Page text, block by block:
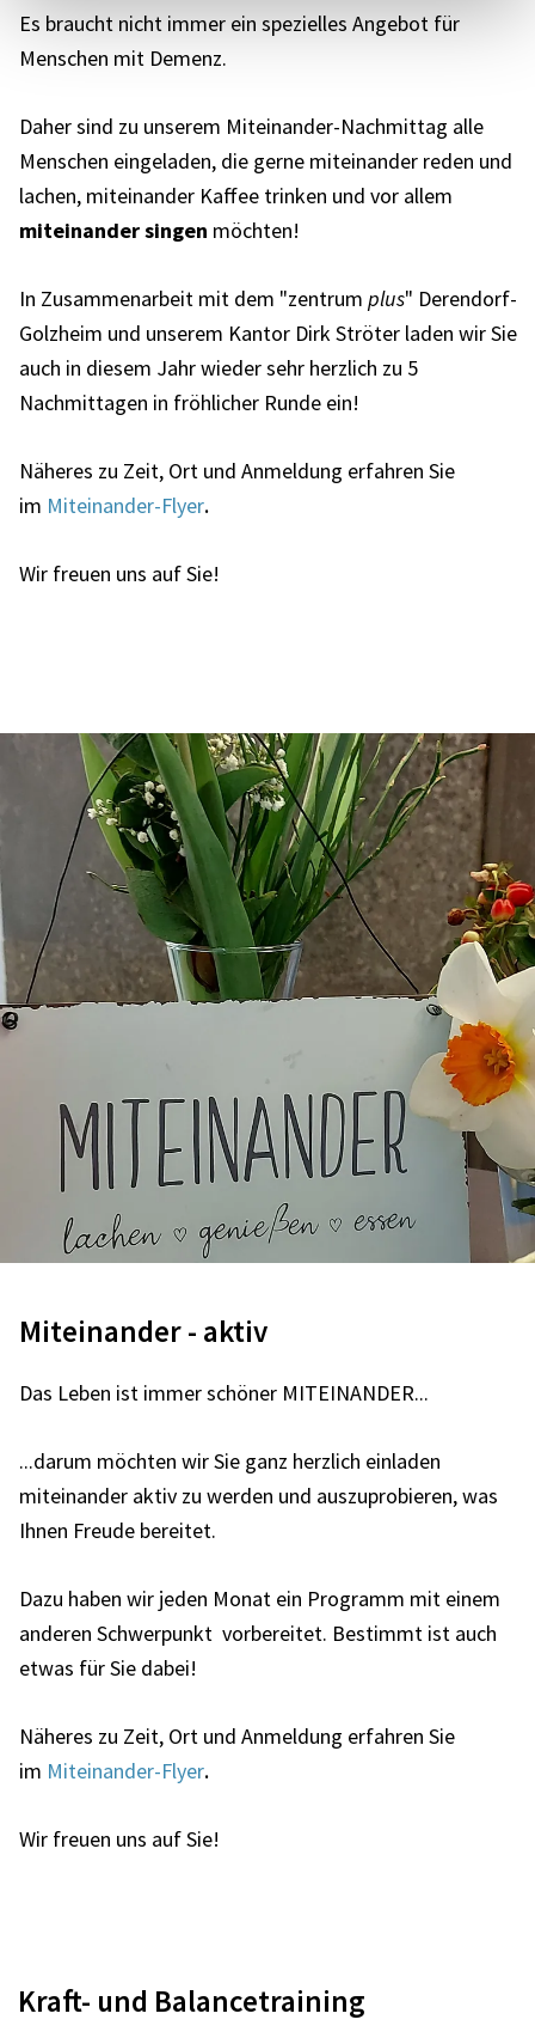
Es braucht nicht immer ein spezielles Angebot für
Menschen mit Demenz.
Daher sind zu unserem Miteinander-Nachmittag alle
Menschen eingeladen, die gerne miteinander reden und
lachen, miteinander Kaffee trinken und vor allem
miteinander singen möchten!
In Zusammenarbeit mit dem "zentrum plus" Derendorf-
Golzheim und unserem Kantor Dirk Ströter laden wir Sie
auch in diesem Jahr wieder sehr herzlich zu 5
Nachmittagen in fröhlicher Runde ein!
Näheres zu Zeit, Ort und Anmeldung erfahren Sie
im Miteinander-Flyer.
Wir freuen uns auf Sie!
Miteinander - aktiv
Das Leben ist immer schöner MITEINANDER...
...darum möchten wir Sie ganz herzlich einladen
miteinander aktiv zu werden und auszuprobieren, was
Ihnen Freude bereitet.
Dazu haben wir jeden Monat ein Programm mit einem
anderen Schwerpunkt vorbereitet. Bestimmt ist auch
etwas für Sie dabei!
Näheres zu Zeit, Ort und Anmeldung erfahren Sie
im Miteinander-Flyer.
Wir freuen uns auf Sie!
Kraft- und Balancetraining